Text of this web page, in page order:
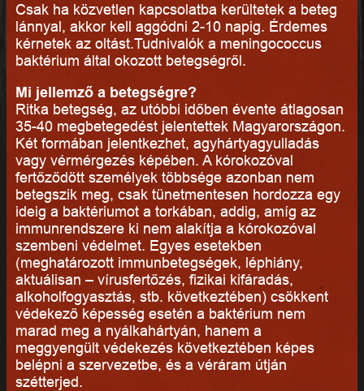
Csak ha közvetlen kapcsolatba kerültetek a beteg
lánnyal, akkor kell aggódni 2-10 napig. Érdemes
kérnetek az oltást.Tudnivalók a meningococcus
baktérium által okozott betegségről.
Mi jellemző a betegségre?
Ritka betegség, az utóbbi időben évente átlagosan
35-40 megbetegedést jelentettek Magyarországon.
Két formában jelentkezhet, agyhártyagyulladás
vagy vérmérgezés képében. A kórokozóval
fertőződött személyek többsége azonban nem
betegszik meg, csak tünetmentesen hordozza egy
ideig a baktériumot a torkában, addig, amíg az
immunrendszere ki nem alakítja a kórokozóval
szembeni védelmet. Egyes esetekben
(meghatározott immunbetegségek, léphiány,
aktuálisan – vírusfertőzés, fizikai kifáradás,
alkoholfogyasztás, stb. következtében) csökkent
védekező képesség esetén a baktérium nem
marad meg a nyálkahártyán, hanem a
meggyengült védekezés következtében képes
belépni a szervezetbe, és a véráram útján
szétterjed.